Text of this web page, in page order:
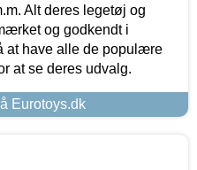
Alt deres legetøj og
og godkendt i
at have alle de populære
at se deres udvalg.
Eurotoys.dk